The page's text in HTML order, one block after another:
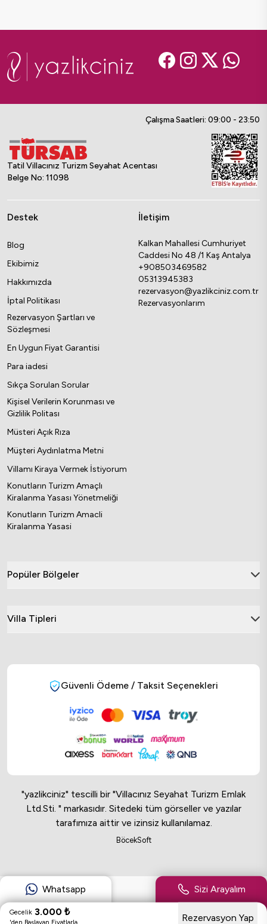
Çalışma Saatleri: 09:00 - 23:50
Tatil Villacınız Turizm Seyahat Acentası
Belge No: 11098
Destek
Blog
Ekibimiz
Hakkımızda
İptal Politikası
Rezervasyon Şartları ve
Sözleşmesi
En Uygun Fiyat Garantisi
Para iadesi
Sıkça Sorulan Sorular
Kişisel Verilerin Korunması ve
Gizlilik Politası
Müsteri Açık Rıza
Müşteri Aydınlatma Metni
Villamı Kiraya Vermek İstiyorum
Konutların Turizm Amaçlı
Kiralanma Yasası Yönetmeliği
Konutların Turizm Amacli
Kiralanma Yasasi
İletişim
Kalkan Mahallesi Cumhuriyet
Caddesi No 48 /1 Kaş Antalya
+908503469582
05313945383
rezervasyon@yazlikciniz.com.tr
Rezervasyonlarım
Popüler Bölgeler
Villa Tipleri
Güvenli Ödeme / Taksit Seçenekleri
"yazlikciniz" tescilli bir "Villacınız Seyahat Turizm Emlak
Ltd.Sti. " markasıdır. Sitedeki tüm görseller ve yazılar
tarafımıza aittir ve izinsiz kullanılamaz.
BöcekSoft
Whatsapp Sizi Arayalım
Gecelik 3.000 ₺
Rezervasyon Yap